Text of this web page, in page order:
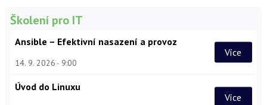
Školení pro IT
Ansible – Efektivní nasazení a provoz
14. 9. 2026 9:00
Více
Úvod do Linuxu
Více